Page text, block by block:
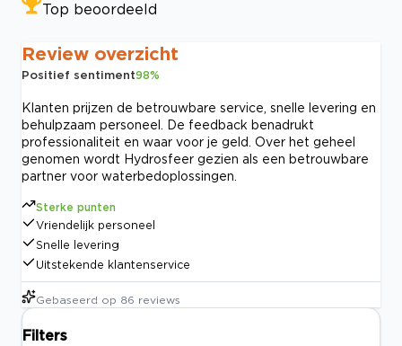
Top beoordeeld
Review overzicht
Positief sentiment98%
Klanten prijzen de betrouwbare service, snelle levering en
behulpzaam personeel. De feedback benadrukt
professionaliteit en waar voor je geld. Over het geheel
genomen wordt Hydrosfeer gezien als een betrouwbare
partner voor waterbedoplossingen.
Sterke punten
Vriendelijk personeel
Snelle levering
Uitstekende klantenservice
Gebaseerd op 86 reviews
Filters